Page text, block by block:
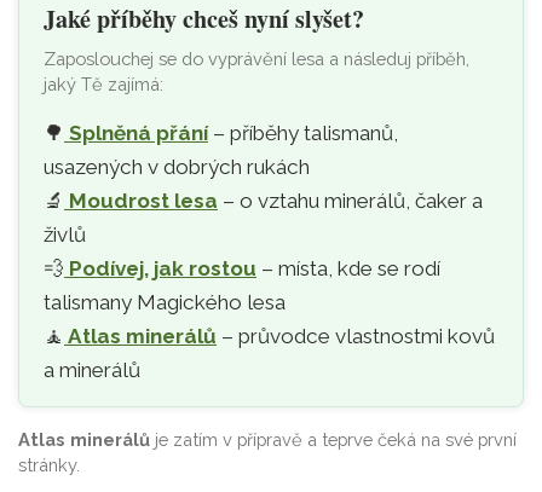
Jaké příběhy chceš nyní slyšet?
Zaposlouchej se do vyprávění lesa a následuj příběh,
jaký Tě zajímá:
🌳 Splněná přání– příběhy talismanů,
usazených v dobrých rukách
🔬 Moudrost lesa – o vztahu minerálů, čaker a
živlů
💨 Podívej, jak rostou – místa, kde se rodí
talismany Magického lesa
🧘‍ Atlas minerálů – průvodce vlastnostmi kovů
a minerálů
Atlas minerálů je zatím v přípravě a teprve čeká na své první
stránky.